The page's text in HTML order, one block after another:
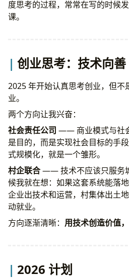
度思考的过程，常常在写的时候
课。
创业思考：技术向善
2025 年开始认真思考创业，但不
业。
两个方向让我兴奋：
社会责任公司 —— 商业模式与社
是目的，而是实现社会目标的手
式规模化，就是一个雏形。
村企联合—— 技术不应该只服务
候我就在想：如果这套系统能落
企业出技术和运营，村集体出土
动就业。
方向逐渐清晰： 用技术创造价值
2026 计划